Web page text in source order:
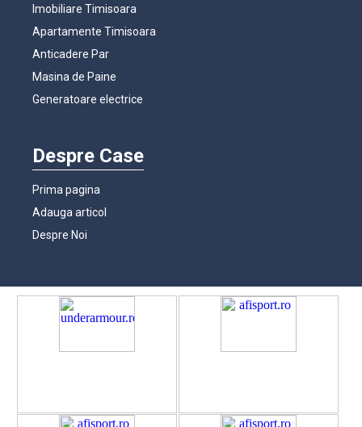
Imobiliare Timisoara
Apartamente Timisoara
Anticadere Par
Masina de Paine
Generatoare electrice
Despre Case
Prima pagina
Adauga articol
Despre Noi